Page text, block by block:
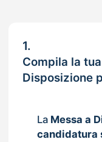
1.
Compila la
Disposizione
La Messa a
candidatura